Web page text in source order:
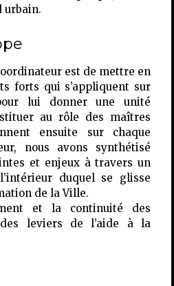
urbain.
est de mettre en
forts qui s’appliquent sur
lui donner une unité
au rôle des maîtres
ensuite sur chaque
nous avons synthétisé
et enjeux à travers un
duquel se glisse
de la Ville.
et la continuité des
leviers de l’aide à la